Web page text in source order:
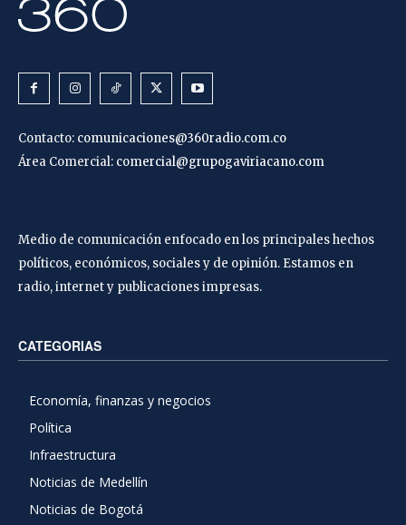
Contacto: comunicaciones@360radio.com.co
Área Comercial: comercial@grupogaviriacano.com
Medio de comunicación enfocado en los principales hechos
políticos, económicos, sociales y de opinión. Estamos en
radio, internet y publicaciones impresas.
CATEGORIAS
Economía, finanzas y negocios
Política
Infraestructura
Noticias de Medellín
Noticias de Bogotá